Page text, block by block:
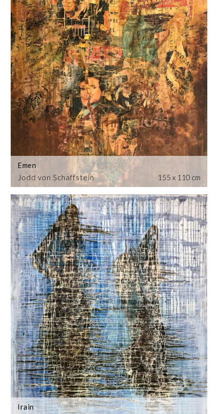
Jodd von Schaffstein
Emen
155 x 110 cm
Irain